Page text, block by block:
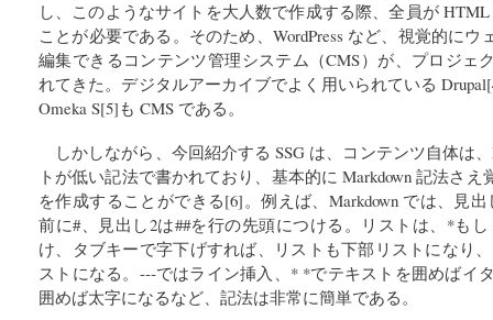
し、このようなサイトを大人数で作成する際、全員が
ことが必要である。そのため、WordPress など、視覚的に
編集できるコンテンツ管理システム（CMS）が、プロジェ
れてきた。デジタルアーカイブでよく用いられている
Omeka S[5]も CMS である。
しかしながら、今回紹介する SSG は、コンテンツ自体は
トが低い記法で書かれており、基本的に Markdown 記法さ
を作成することができる[6]。例えば、Markdown では、見
前に#、見出し2は##を行の先頭につける。リストは、*も
け、タブキーで字下げすれば、リストも下部リストになり
ストになる。---ではライン挿入、* *でテキストを囲めばイ
囲めば太字になるなど、記法は非常に簡単である。